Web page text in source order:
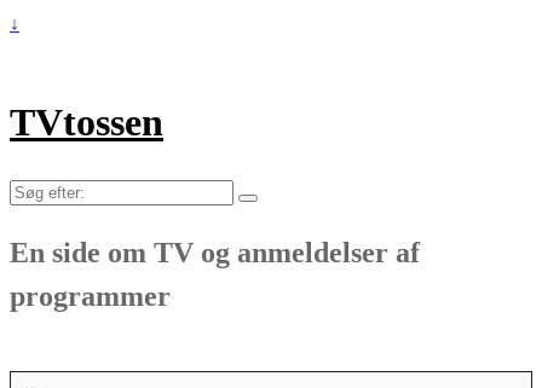
↓
TVtossen
Søg
En side om TV og anmeldelser af
programmer